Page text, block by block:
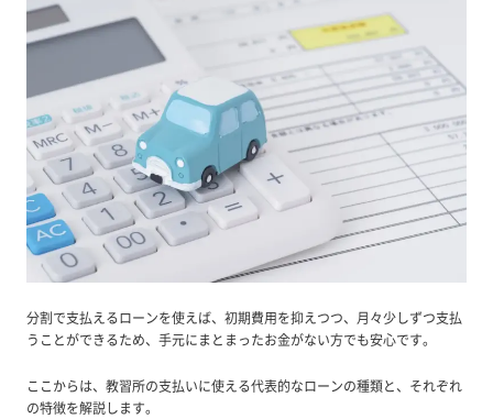
分割で支払えるローンを使えば、初期費用を抑えつつ、月々少しずつ支払
うことができるため、手元にまとまったお金がない方でも安心です。
ここからは、教習所の支払いに使える代表的なローンの種類と、それぞれ
の特徴を解説します。